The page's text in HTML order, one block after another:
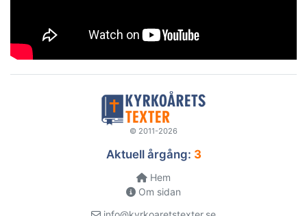
© 2011-2026
Aktuell årgång: 3
Hem
Om sidan